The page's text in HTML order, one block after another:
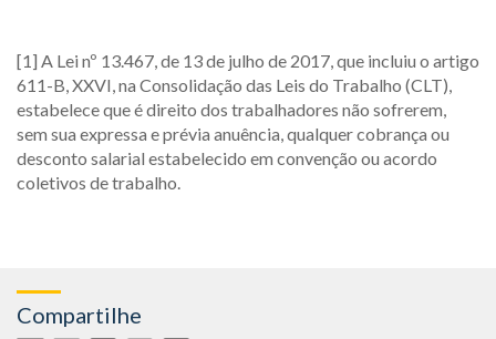
[1] A Lei nº 13.467, de 13 de julho de 2017, que incluiu o artigo
611-B, XXVI, na Consolidação das Leis do Trabalho (CLT),
estabelece que é direito dos trabalhadores não sofrerem,
sem sua expressa e prévia anuência, qualquer cobrança ou
desconto salarial estabelecido em convenção ou acordo
coletivos de trabalho.
Compartilhe